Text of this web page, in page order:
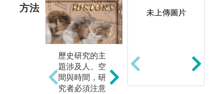
方法
歷史研究的主
題涉及人、空
間與時間，研
究者必須注意
知識學習，認
他社會科學之
未上傳圖片